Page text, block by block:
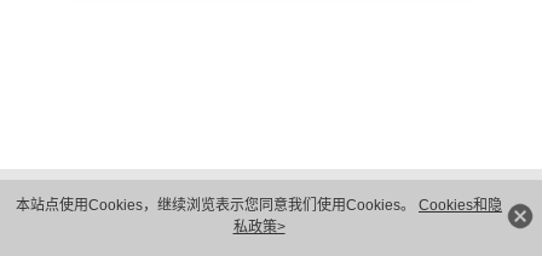
本站点使用Cookies，继续浏览表示您同意我们使用Cookies。 Cookies和隐
私政策>
隐私保护
法律声明